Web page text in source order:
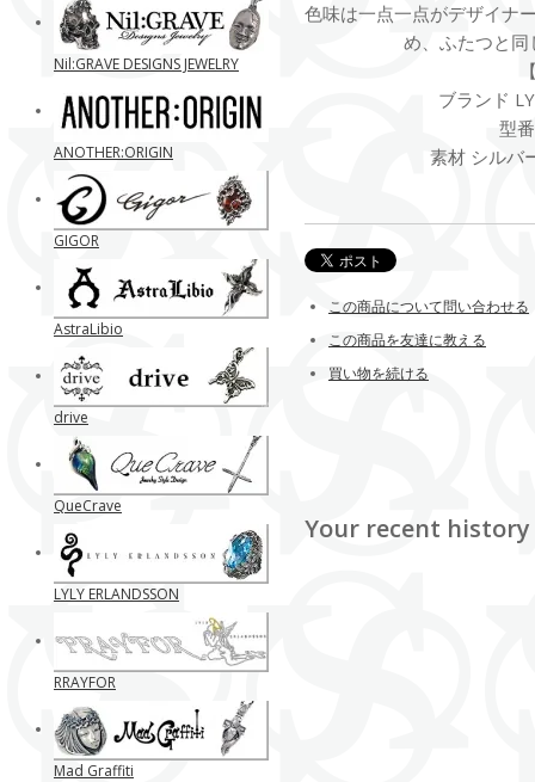
色味は一点一点がデザイナ
め、ふたつと
ブランド
型
素材 シルバ
この商品について問い合わせる
この商品を友達に教える
買い物を続ける
Your recent history
Nil:GRAVE DESIGNS JEWELRY
ANOTHER:ORIGIN
GIGOR
AstraLibio
drive
QueCrave
LYLY ERLANDSSON
RRAYFOR
Mad Graffiti